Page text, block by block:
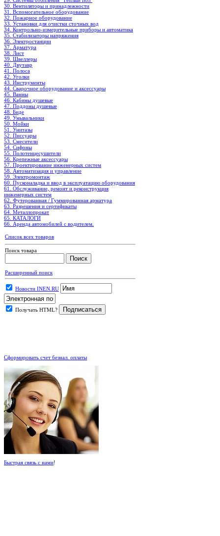
30. Вентиляторы и принадлежности
31. Вспомогательное оборудование
32. Пожарное оборудование
33. Установки для очистки сточных вод
34. Контрольно-измерительные приборы и автоматика
35. Стабилизаторы напряжения
36. Электростанции
37. Арматура
38. Лист
39. Швеллеры
40. Двутавр
41. Полоса
42. Уголки
43. Инструменты
44. Сварочное оборудование и аксессуары
45. Ванны
46. Кабины душевые
47. Поддоны душевые
48. Биде
49. Умывальники
50. Мойки
51. Унитазы
52. Писсуары
53. Смесители
54. Сифоны
55. Полотенцесушители
56. Крепежные аксессуары
57. Проектирование инженерных систем
58. Автоматизация и управление
59. Электромонтаж
60. Пусконаладка и ввод в эксплуатацию оборудования
61. Обслуживание, ремонт и реконструкция
инженерных систем
62. Футерованная / Гуммированная арматура
63. Разрешения и сертификаты
64. Металлопрокат
65. КАТАЛОГИ
66. Аренда автомобилей с водителем.
Список всех товаров
Поиск товара
Расширенный поиск
Новости INEN.RU
Получать HTML?
Сформировать счет безнал. оплаты
Быстрая связь с нами!